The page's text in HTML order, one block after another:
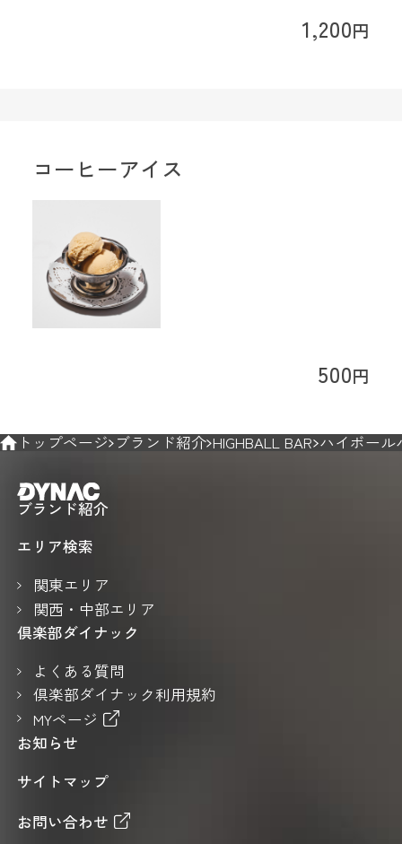
1,200円
500円
コーヒーアイス
トップページ ブランド紹介 HIGHBALL BAR ハイボール
ブランド紹介
エリア検索
関東エリア
関西・中部エリア
倶楽部ダイナック
よくある質問
倶楽部ダイナック利用規約
MYページ
お知らせ
サイトマップ
お問い合わせ